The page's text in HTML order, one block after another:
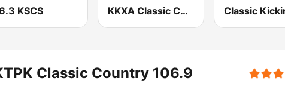
KSCS KKXA Classic Country 1520
Classic Country 106.9